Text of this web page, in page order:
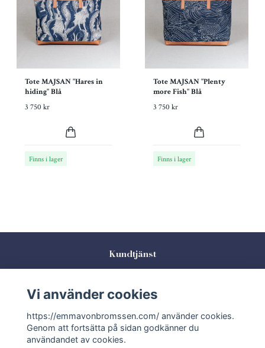
Tote MAJSAN "Hares in
hiding" Blå
3 750 kr
Finns i lager
Tote MAJSAN "Plenty
more Fish" Blå
3 750 kr
Finns i lager
Kundtjänst
Kontakta oss
Sociala medier
Vi använder cookies
https://emmavonbromssen.com/ använder cookies.
Genom att fortsätta på sidan godkänner du
användandet av cookies.